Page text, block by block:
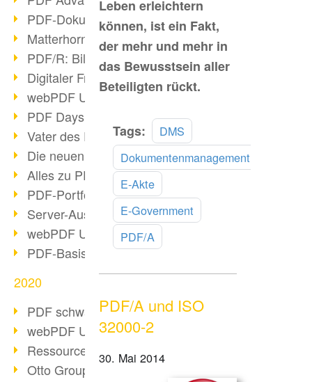
PDF-Dokumente neu organisieren
Matterhorn Protokoll 1.1 verfügbar
PDF/R: Bildformat der Zukunft
Digitaler Freigabeprozess
webPDF Update 8.0.0.2255
PDF Days Europe 2021
Vater des PDF gestorben
Die neuen PDF Standards 2020
Alles zu PDF/A-4
PDF-Portfolio erstellen
Server-Auslastung Status-Seite
webPDF Update 8.0.0.2229
PDF-Basisdatenpflege mit webPDF
2020
PDF schwärzen & bereinigen
webPDF Update 8.0.0.2193
Ressourcen für Entwickler
Otto Group Recruiting
Leben erleichtern
können, ist ein Fakt,
der mehr und mehr in
das Bewusstsein aller
Beteiligten rückt.
Tags:
DMS
Dokumentenmanagement
E-Akte
E-Government
PDF/A
PDF/A und ISO
32000-2
30. Mai 2014